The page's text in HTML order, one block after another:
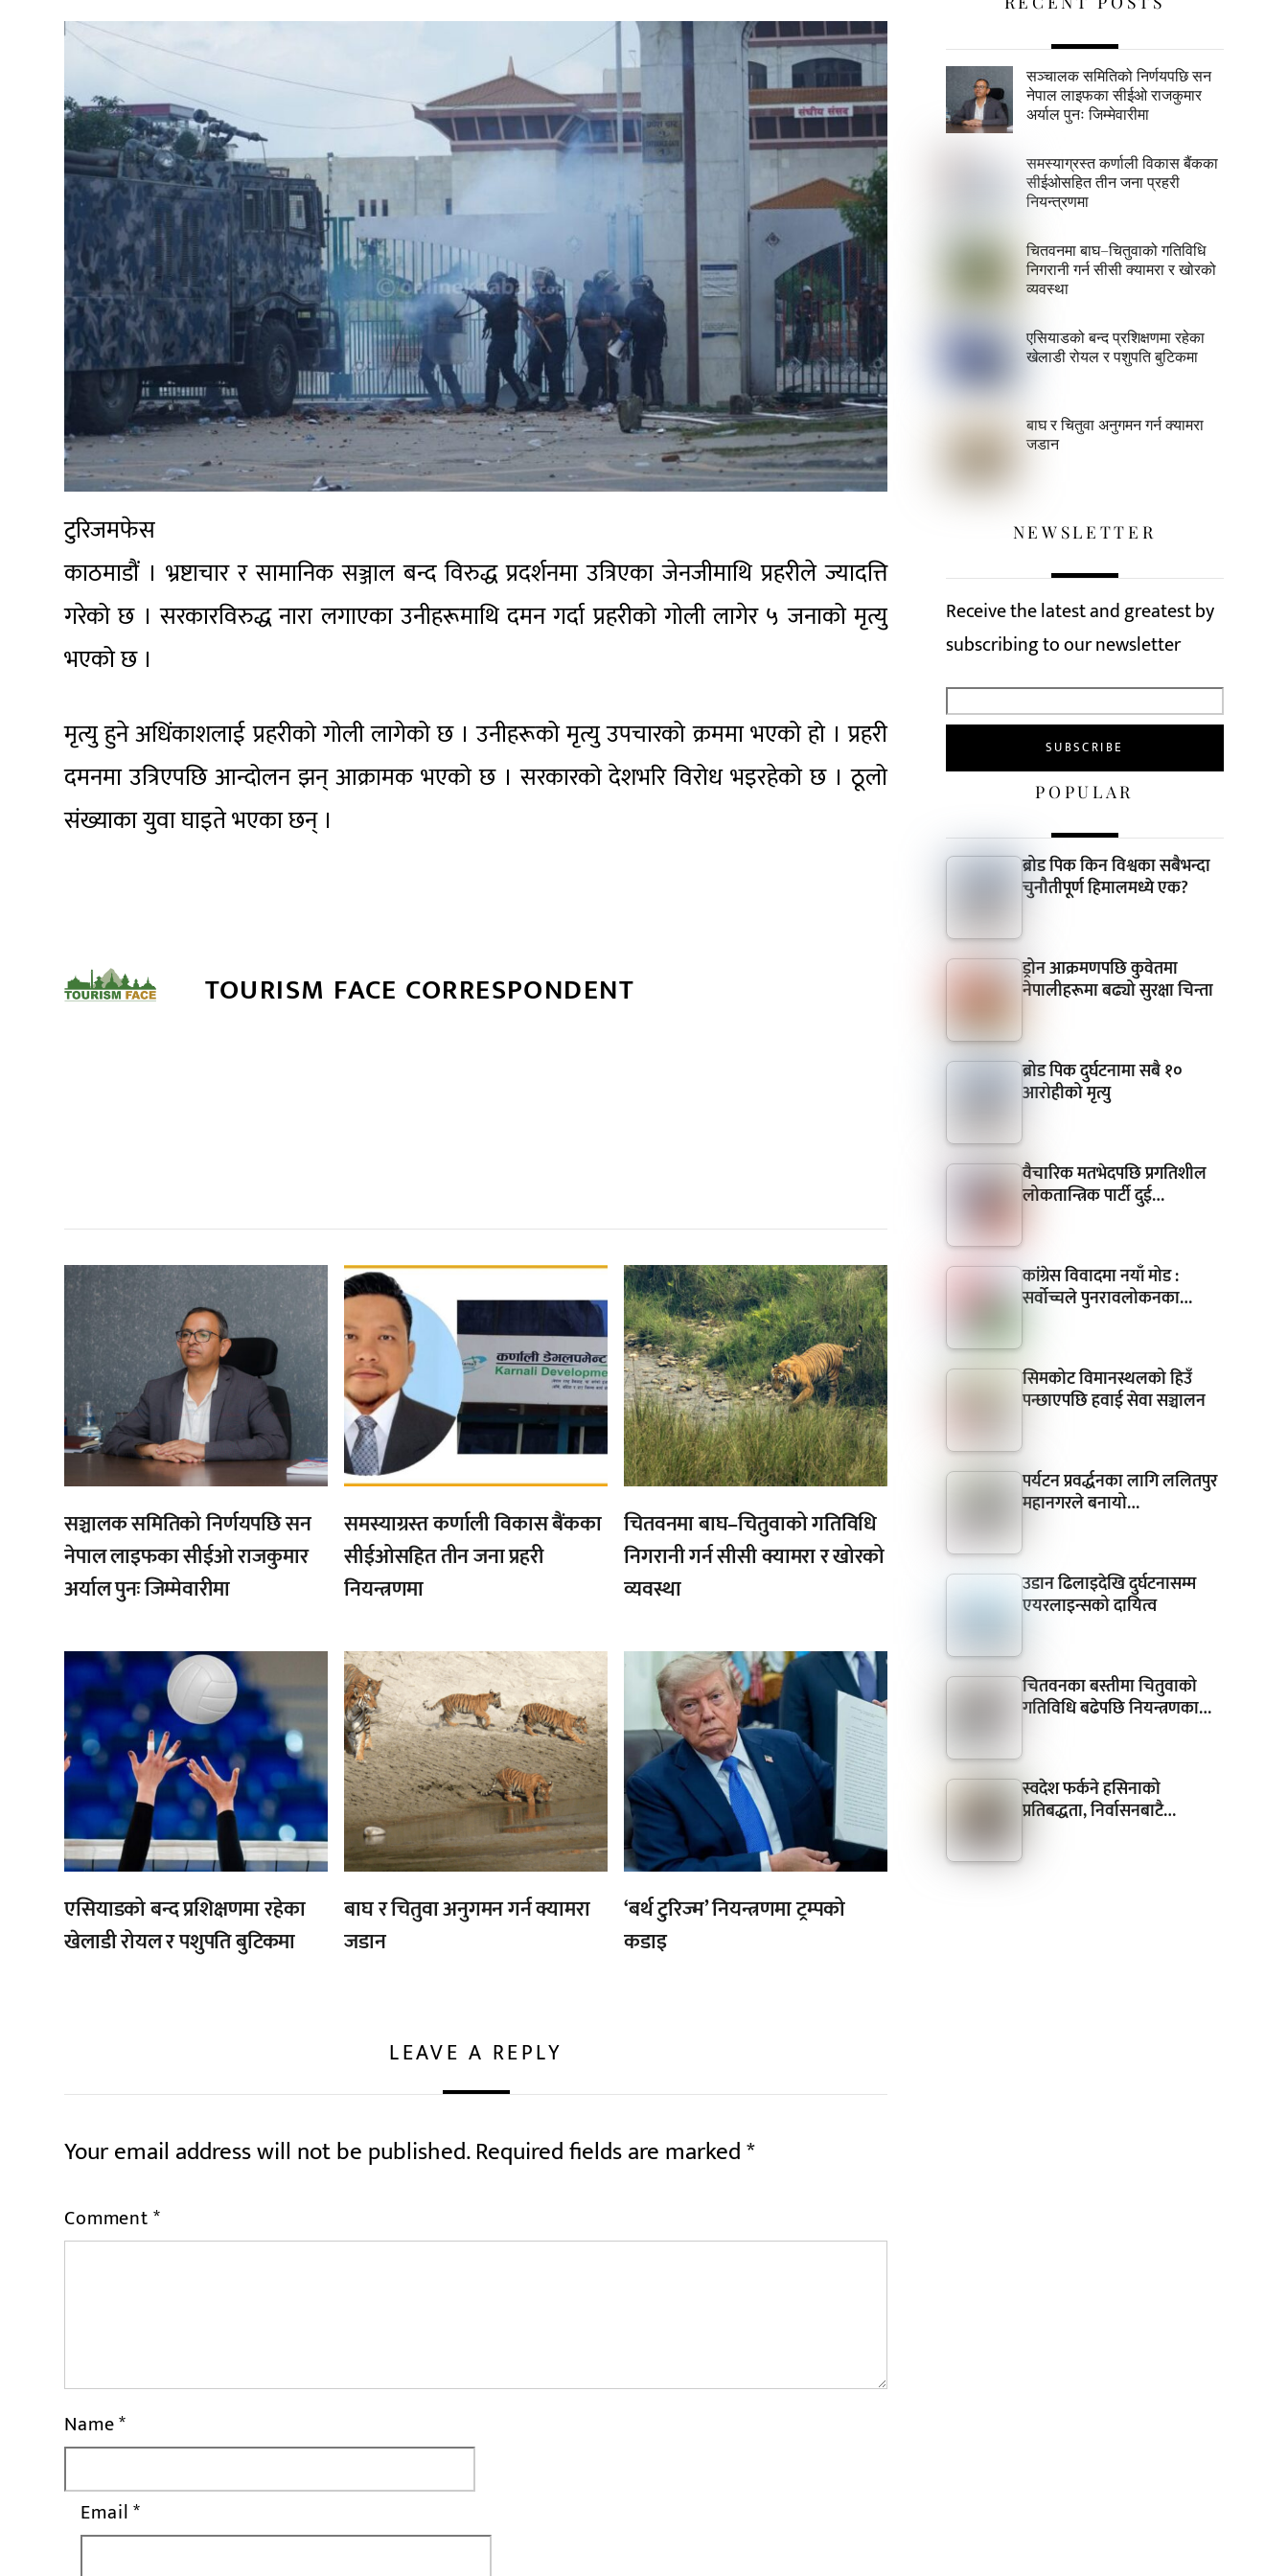
टुरिजमफेस
काठमाडौं । भ्रष्टाचार र सामानिक सञ्जाल बन्द विरुद्ध प्रदर्शनमा उत्रिएका जेनजीमाथि प्रहरीले ज्यादत्ति
गरेको छ । सरकारविरुद्ध नारा लगाएका उनीहरूमाथि दमन गर्दा प्रहरीको गोली लागेर ५ जनाको मृत्यु
भएको छ ।
मृत्यु हुने अधिंकाशलाई प्रहरीको गोली लागेको छ । उनीहरूको मृत्यु उपचारको क्रममा भएको हो । प्रहरी
दमनमा उत्रिएपछि आन्दोलन झन् आक्रामक भएको छ । सरकारको देशभरि विरोध भइरहेको छ । ठूलो
संख्याका युवा घाइते भएका छन् ।
TOURISM FACE CORRESPONDENT
सञ्चालक समितिको निर्णयपछि सन
नेपाल लाइफका सीईओ राजकुमार
अर्याल पुनः जिम्मेवारीमा
,
समस्याग्रस्त कर्णाली विकास बैंकका
सीईओसहित तीन जना प्रहरी
नियन्त्रणमा
,
चितवनमा बाघ–चितुवाको गतिविधि
निगरानी गर्न सीसी क्यामरा र खोरको
व्यवस्था
,
एसियाडको बन्द प्रशिक्षणमा रहेका
खेलाडी रोयल र पशुपति बुटिकमा
बाघ र चितुवा अनुगमन गर्न क्यामरा
जडान
‘बर्थ टुरिज्म’ नियन्त्रणमा ट्रम्पको
कडाइ
LEAVE A REPLY
Your email address will not be published.Required fields are marked*
Comment*
Name*
Email*
सञ्चालक समितिको निर्णयपछि सन
नेपाल लाइफका सीईओ राजकुमार
अर्याल पुनः जिम्मेवारीमा
समस्याग्रस्त कर्णाली विकास बैंकका
सीईओसहित तीन जना प्रहरी
नियन्त्रणमा
चितवनमा बाघ–चितुवाको गतिविधि
निगरानी गर्न सीसी क्यामरा र खोरको
व्यवस्था
एसियाडको बन्द प्रशिक्षणमा रहेका
खेलाडी रोयल र पशुपति बुटिकमा
बाघ र चितुवा अनुगमन गर्न क्यामरा
जडान
NEWSLETTER
Receive the latest and greatest by
subscribing to our newsletter
POPULAR
ब्रोड पिक किन विश्वका सबैभन्दा
चुनौतीपूर्ण हिमालमध्ये एक?
ड्रोन आक्रमणपछि कुवेतमा
नेपालीहरूमा बढ्यो सुरक्षा चिन्ता
ब्रोड पिक दुर्घटनामा सबै १०
आरोहीको मृत्यु
वैचारिक मतभेदपछि प्रगतिशील
लोकतान्त्रिक पार्टी दुई…
कांग्रेस विवादमा नयाँ मोड :
सर्वोच्चले पुनरावलोकनका…
सिमकोट विमानस्थलको हिउँ
पन्छाएपछि हवाई सेवा सञ्चालन
पर्यटन प्रवर्द्धनका लागि ललितपुर
महानगरले बनायो…
उडान ढिलाइदेखि दुर्घटनासम्म
एयरलाइन्सको दायित्व
चितवनका बस्तीमा चितुवाको
गतिविधि बढेपछि नियन्त्रणका…
स्वदेश फर्कने हसिनाको
प्रतिबद्धता, निर्वासनबाटै…